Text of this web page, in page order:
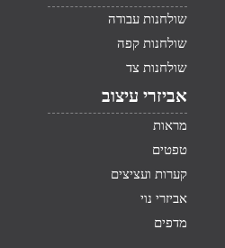
שולחנות עבודה
שולחנות קפה
שולחנות צד
אביזרי עיצוב
מראות
טפטים
קערות ועציצים
אביזרי נוי
מדפים